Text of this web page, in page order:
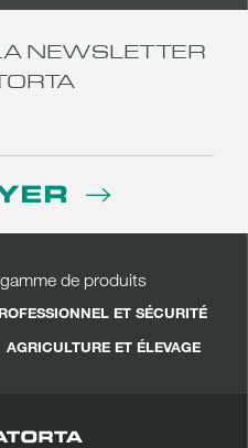
NEWSLETTER
de produits
ET SÉCURITÉ
AGRICULTURE ET ÉLEVAGE